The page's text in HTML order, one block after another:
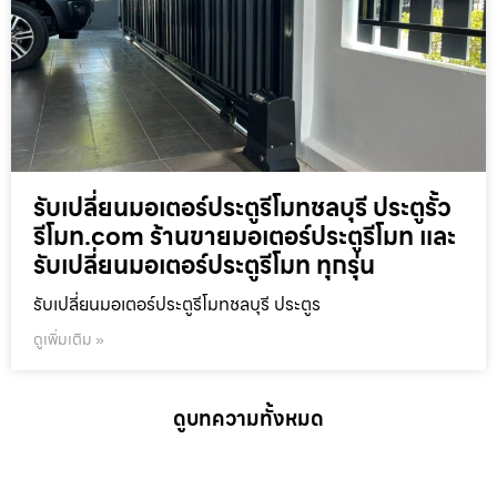
รับเปลี่ยนมอเตอร์ประตูรีโมทชลบุรี ประตูรั้ว
รีโมท.com ร้านขายมอเตอร์ประตูรีโมท และ
รับเปลี่ยนมอเตอร์ประตูรีโมท ทุกรุ่น
รับเปลี่ยนมอเตอร์ประตูรีโมทชลบุรี ประตูร
ดูเพิ่มเติม »
ดูบทความทั้งหมด